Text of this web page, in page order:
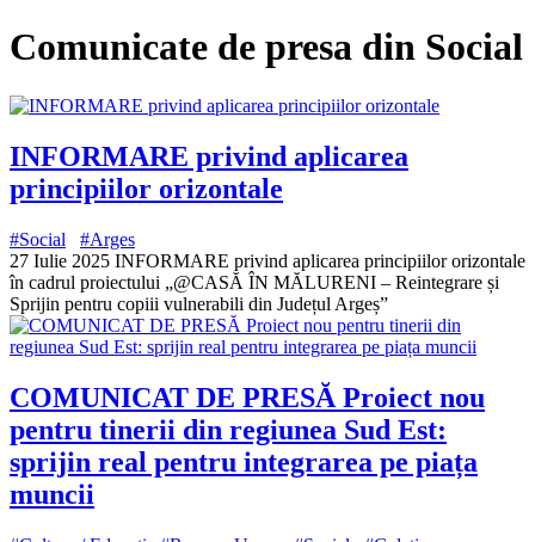
Comunicate de presa din Social
INFORMARE privind aplicarea
principiilor orizontale
#Social
#Arges
27 Iulie 2025 INFORMARE privind aplicarea principiilor orizontale
în cadrul proiectului „@CASĂ ÎN MĂLURENI – Reintegrare și
Sprijin pentru copiii vulnerabili din Județul Argeș”
COMUNICAT DE PRESĂ Proiect nou
pentru tinerii din regiunea Sud Est:
sprijin real pentru integrarea pe piața
muncii